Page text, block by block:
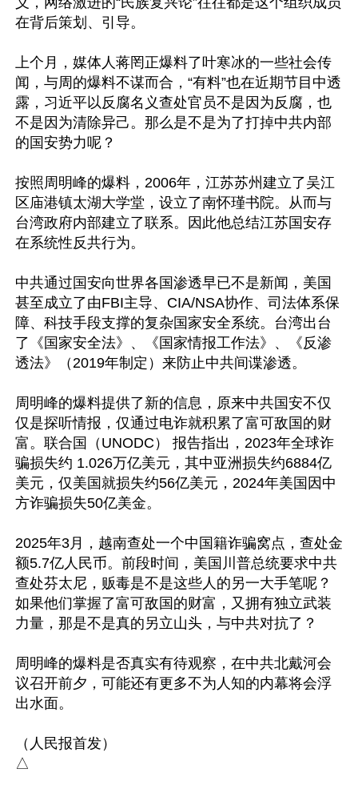
在背后策划、引导。
上个月，媒体人蒋罔正爆料了叶寒冰的一些社会传
闻，与周的爆料不谋而合，“有料”也在近期节目中透
露，习近平以反腐名义查处官员不是因为反腐，也
不是因为清除异己。那么是不是为了打掉中共内部
的国安势力呢？
按照周明峰的爆料，2006年，江苏苏州建立了吴江
区庙港镇太湖大学堂，设立了南怀瑾书院。从而与
台湾政府内部建立了联系。因此他总结江苏国安存
在系统性反共行为。
中共通过国安向世界各国渗透早已不是新闻，美国
甚至成立了由FBI主导、CIA/NSA协作、司法体系保
障、科技手段支撑的复杂国家安全系统。台湾出台
了《国家安全法》、《国家情报工作法》、《反渗
透法》（2019年制定）来防止中共间谍渗透。
周明峰的爆料提供了新的信息，原来中共国安不仅
仅是探听情报，仅通过电诈就积累了富可敌国的财
富。联合国（UNODC） 报告指出，2023年全球诈
骗损失约 1.026万亿美元，其中亚洲损失约6884亿
美元，仅美国就损失约56亿美元，2024年美国因中
方诈骗损失50亿美金。
2025年3月，越南查处一个中国籍诈骗窝点，查处金
额5.7亿人民币。前段时间，美国川普总统要求中共
查处芬太尼，贩毒是不是这些人的另一大手笔呢？
如果他们掌握了富可敌国的财富，又拥有独立武装
力量，那是不是真的另立山头，与中共对抗了？
周明峰的爆料是否真实有待观察，在中共北戴河会
议召开前夕，可能还有更多不为人知的内幕将会浮
出水面。
（人民报首发）